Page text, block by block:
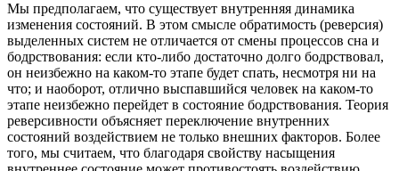
Мы предполагаем, что существует внутренняя динамика
изменения состояний. В этом смысле обратимость (реверсия)
выделенных систем не отличается от смены процессов сна и
бодрствования: если кто-либо достаточно долго бодрствовал,
он неизбежно на каком-то этапе будет спать, несмотря ни на
что; и наоборот, отлично выспавшийся человек на каком-то
этапе неизбежно перейдет в состояние бодрствования. Теория
реверсивности объясняет переключение внутренних
состояний воздействием не только внешних факторов. Более
того, мы считаем, что благодаря свойству насыщения